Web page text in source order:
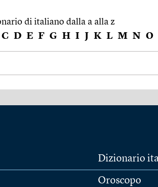
di italiano dalla a alla z
C D E F G H I J K L M N O
Dizionario
Oroscopo